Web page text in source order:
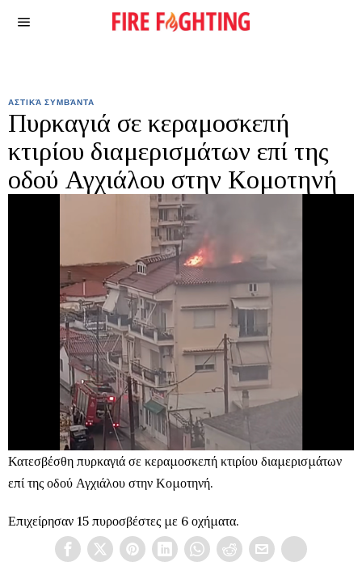
ΑΣΤΙΚΆ ΣΥΜΒΆΝΤΑ
Πυρκαγιά σε κεραμοσκεπή
κτιρίου διαμερισμάτων επί της
οδού Αγχιάλου στην Κομοτηνή
Κατεσβέσθη πυρκαγιά σε κεραμοσκεπή κτιρίου διαμερισμάτων
επί της οδού Αγχιάλου στην Κομοτηνή.
Επιχείρησαν 15 πυροσβέστες με 6 οχήματα.